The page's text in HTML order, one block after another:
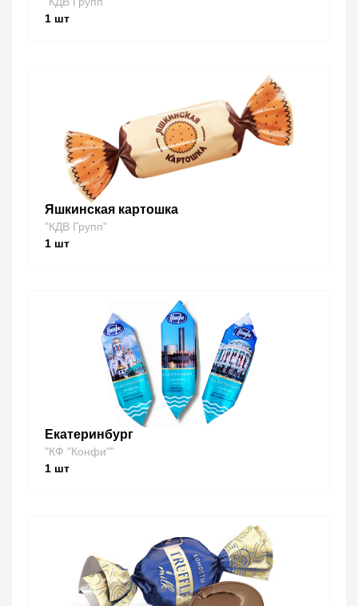
1 шт
Яшкинская картошка
"КДВ Групп"
1 шт
Екатеринбург
"КФ "Конфи""
1 шт